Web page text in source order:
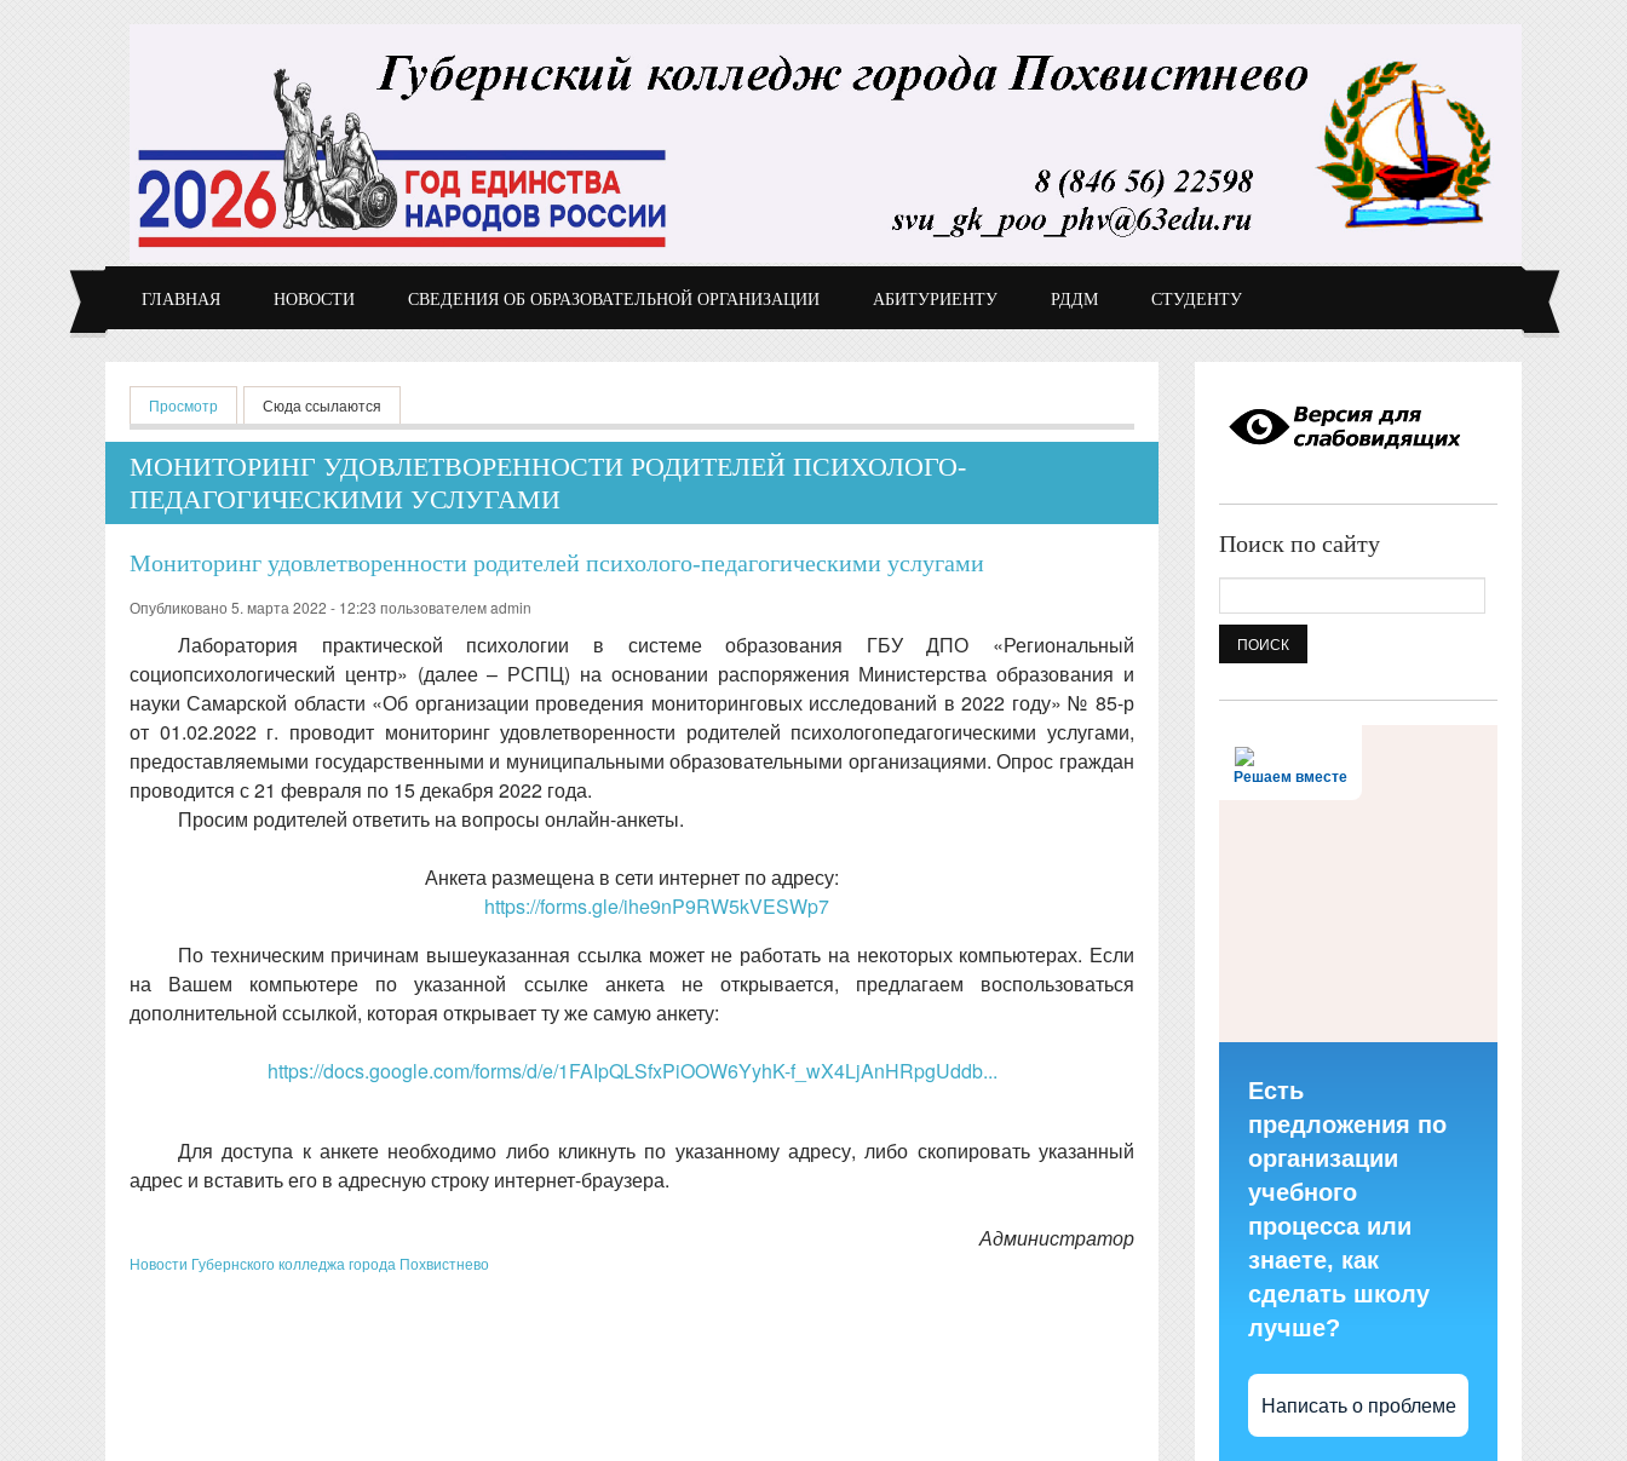
ГЛАВНАЯ НОВОСТИ СВЕДЕНИЯ ОБ ОБРАЗОВАТЕЛЬНОЙ ОРГАНИЗАЦИИ АБИТУРИЕНТУ РДДМ СТУДЕНТУ
Главные вкладки
Просмотр (активная вкладка)
Сюда ссылаются
МОНИТОРИНГ УДОВЛЕТВОРЕННОСТИ РОДИТЕЛЕЙ ПСИХОЛОГО-
ПЕДАГОГИЧЕСКИМИ УСЛУГАМИ
Мониторинг удовлетворенности родителей психолого-педагогическими услугами
Опубликовано 5. марта 2022 - 12:23 пользователемadmin
Лаборатория практической психологии в системе образования ГБУ ДПО «Региональный
социопсихологический центр» (далее – РСПЦ) на основании распоряжения Министерства образования и
науки Самарской области «Об организации проведения мониторинговых исследований в 2022 году» № 85-р
от 01.02.2022 г. проводит мониторинг удовлетворенности родителей психологопедагогическими услугами,
предоставляемыми государственными и муниципальными образовательными организациями. Опрос граждан
проводится с 21 февраля по 15 декабря 2022 года.
Просим родителей ответить на вопросы онлайн-анкеты.
Анкета размещена в сети интернет по адресу:
https://forms.gle/ihe9nP9RW5kVESWp7
По техническим причинам вышеуказанная ссылка может не работать на некоторых компьютерах. Если
на Вашем компьютере по указанной ссылке анкета не открывается, предлагаем воспользоваться
дополнительной ссылкой, которая открывает ту же самую анкету:
https://docs.google.com/forms/d/e/1FAIpQLSfxPiOOW6YyhK-f_wX4LjAnHRpgUddb...
Для доступа к анкете необходимо либо кликнуть по указанному адресу, либо скопировать указанный
адрес и вставить его в адресную строку интернет-браузера.
Администратор
Новости Губернского колледжа города Похвистнево
Поиск по сайту
Решаем вместе
Есть
предложения по
организации
учебного
процесса или
знаете, как
сделать школу
лучше?
Написать о проблеме